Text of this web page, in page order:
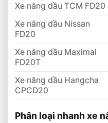
Xe nâng dầu TCM FD20
Xe nâng dầu Nissan
FD20
Xe nâng dầu Maximal
FD20T
Xe nâng dầu Hangcha
CPCD20
Phân loại nhanh xe